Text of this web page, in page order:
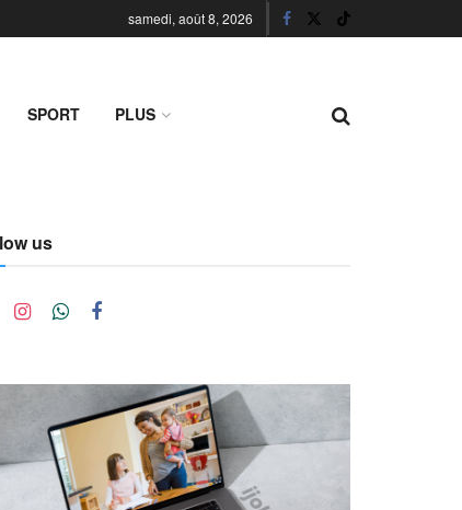
samedi, août 8, 2026
SPORT PLUS
us